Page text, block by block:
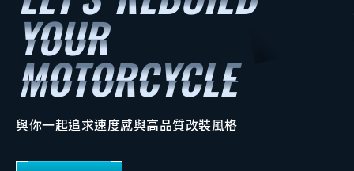
與你一起追求速度感與高品質改裝風格